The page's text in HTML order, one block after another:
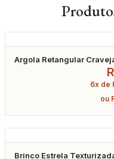
Argola Retangular
6x de
ou
Brinco Estrela